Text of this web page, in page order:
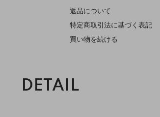
返品について
特定商取引法に基づく表記
買い物を続ける
DETAIL